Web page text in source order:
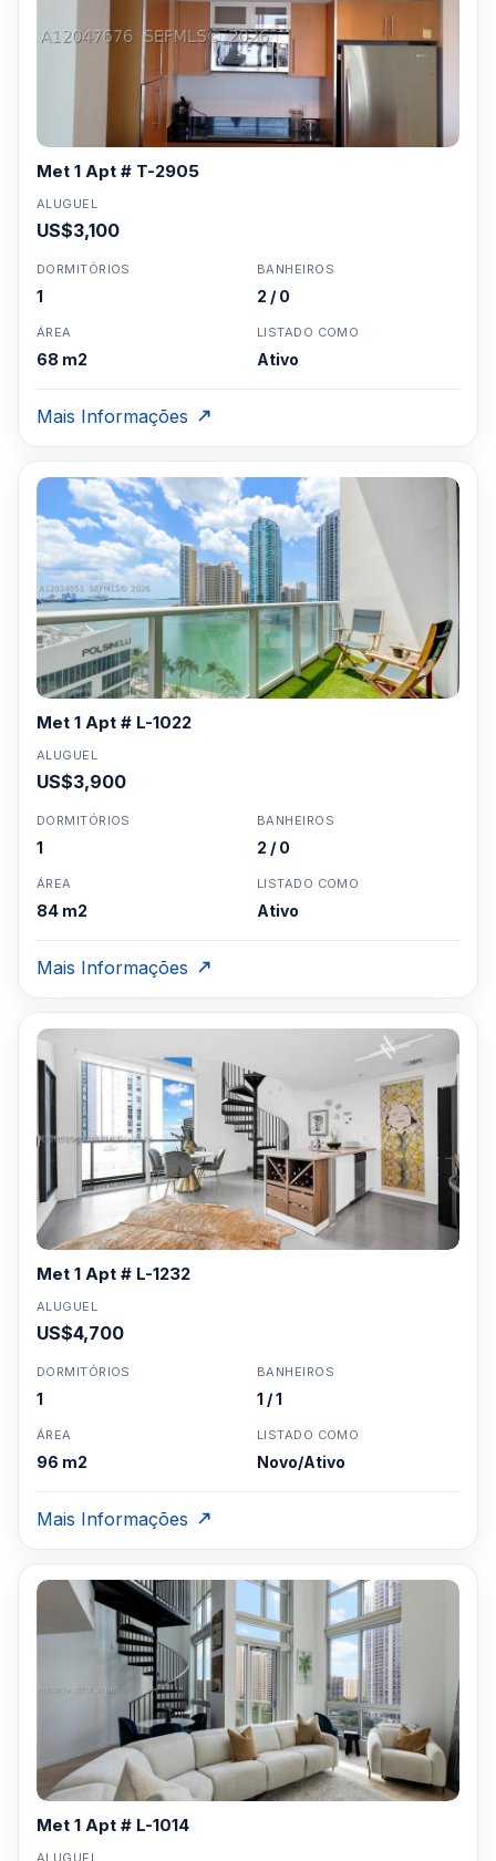
Met 1 Apt # T-2905
ALUGUEL
US$3,100
DORMITÓRIOS
1
BANHEIROS
2 / 0
ÁREA
68 m2
LISTADO COMO
Ativo
Mais Informações
Met 1 Apt # L-1022
ALUGUEL
US$3,900
DORMITÓRIOS
1
BANHEIROS
2 / 0
ÁREA
84 m2
LISTADO COMO
Ativo
Mais Informações
Met 1 Apt # L-1232
ALUGUEL
US$4,700
DORMITÓRIOS
1
BANHEIROS
1 / 1
ÁREA
96 m2
LISTADO COMO
Novo/Ativo
Mais Informações
Met 1 Apt # L-1014
ALUGUEL